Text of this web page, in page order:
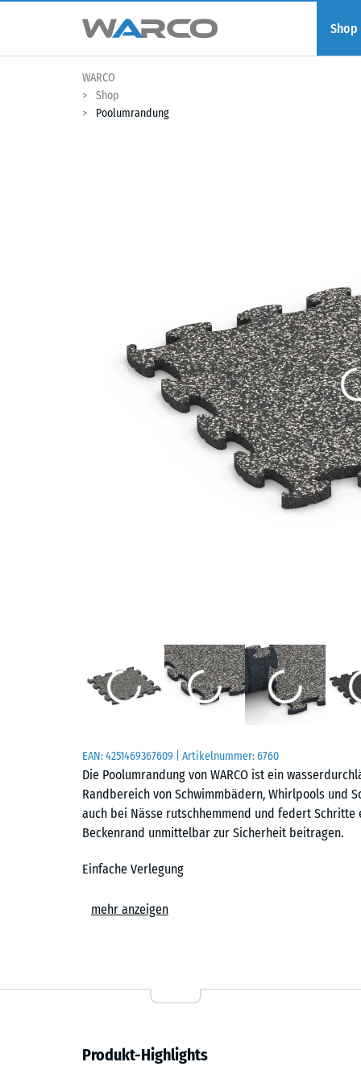
Shop
WARCO
Shop
Poolumrandung
EAN:4251469367609 | Artikelnummer:6760
Die Poolumrandung von WARCO ist ein
Randbereich von Schwimmbädern, Whirlpools und
auch bei Nässe rutschhemmend und federt
Beckenrand unmittelbar zur Sicherheit beitragen.
Einfache Verlegung
Die Platten der Poolumrandung werden
verfügt über eine Drainage auf der Unterseite. So
Rutschhemmend und barfußfreundlich
mehr anzeigen
Produkt-Highlights